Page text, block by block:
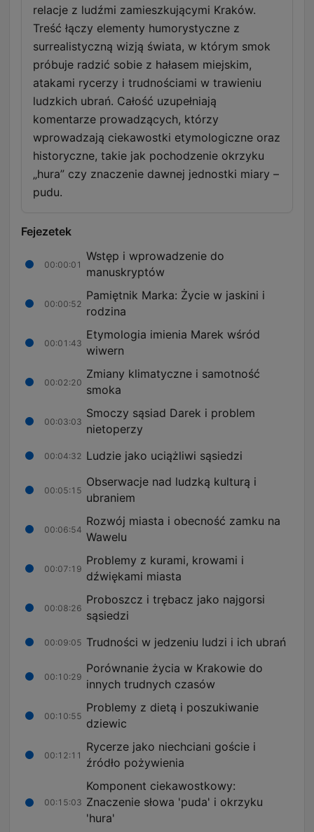
relacje z ludźmi zamieszkującymi Kraków.
Treść łączy elementy humorystyczne z
surrealistyczną wizją świata, w którym smok
próbuje radzić sobie z hałasem miejskim,
atakami rycerzy i trudnościami w trawieniu
ludzkich ubrań. Całość uzupełniają
komentarze prowadzących, którzy
wprowadzają ciekawostki etymologiczne oraz
historyczne, takie jak pochodzenie okrzyku
„hura” czy znaczenie dawnej jednostki miary –
pudu.
Fejezetek
00:00:01
Wstęp i wprowadzenie do
manuskryptów
00:00:52
Pamiętnik Marka: Życie w jaskini i
rodzina
00:01:43
Etymologia imienia Marek wśród
wiwern
00:02:20
Zmiany klimatyczne i samotność
smoka
00:03:03
Smoczy sąsiad Darek i problem
nietoperzy
00:04:32 Ludzie jako uciążliwi sąsiedzi
00:05:15
Obserwacje nad ludzką kulturą i
ubraniem
00:06:54
Rozwój miasta i obecność zamku na
Wawelu
00:07:19
Problemy z kurami, krowami i
dźwiękami miasta
00:08:26
Proboszcz i trębacz jako najgorsi
sąsiedzi
00:09:05 Trudności w jedzeniu ludzi i ich ubrań
00:10:29
Porównanie życia w Krakowie do
innych trudnych czasów
00:10:55
Problemy z dietą i poszukiwanie
dziewic
00:12:11
Rycerze jako niechciani goście i
źródło pożywienia
00:15:03
Komponent ciekawostkowy:
Znaczenie słowa 'puda' i okrzyku
'hura'